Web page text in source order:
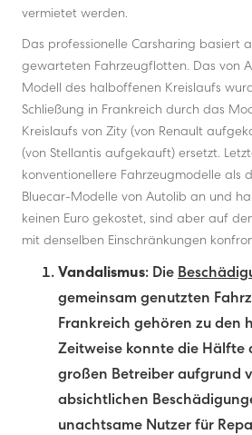
vermietet werden.
Das professionelle Carsharing basiert
gewarteten Fahrzeugflotten. Das von
Modell des halboffenen Kreislaufs
Schließung in Frankreich durch das
Kreislaufs von Zity (von Renault
(von Stellantis aufgekauft) ersetzt.
konventionellere Fahrzeugmodelle als
Bluecar-Modelle von Autolib an und
keinen Euro gekostet, sind aber auf
mit denselben Einschränkungen
Vandalismus: Die
gemeinsam genutzten
Frankreich gehören zu den
Zeitweise konnte die Hälfte
großen Betreiber aufgrund
absichtlichen
unachtsame Nutzer für